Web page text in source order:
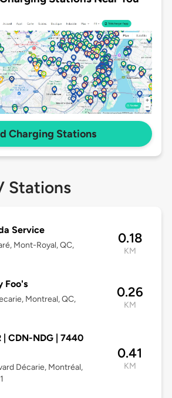
Charging Stations
Stations
Service
Mont-Royal, QC,
0.18
KM
Foo's
Montreal, QC,
0.26
KM
| CDN-NDG | 7440
Décarie, Montréal,
0.41
KM